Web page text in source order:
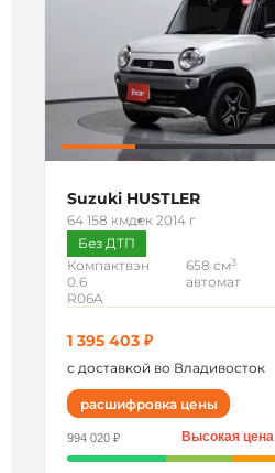
Suzuki HUSTLER
64 158 кмдек 2014 г
Без ДТП
Компактвэн
0.6
R06A
658 см3
автомат
1 395 403 ₽
с доставкой во Владивосток
расшифровка цены
994 020 ₽ Высокая цена